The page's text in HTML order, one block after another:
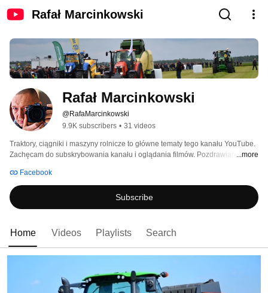
Rafał Marcinkowski
Rafał Marcinkowski
@RafaMarcinkowski
9.9K subscribers • 31 videos
Traktory, ciągniki i maszyny rolnicze to główne tematy tego kanału YouTube.
Zachęcam do subskrybowania kanału i oglądania filmów. Pozdrawiam. ...more
Facebook
Subscribe
Home Videos Playlists Search